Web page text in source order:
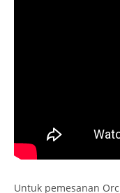
Untuk pemesanan